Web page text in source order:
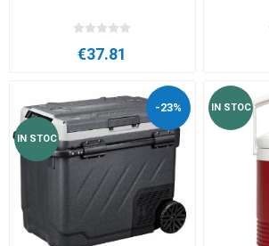
€37.81
-23%
IN STOC
IN STOC